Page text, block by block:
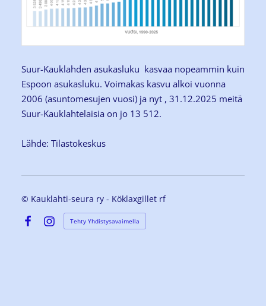
Suur-Kauklahden asukasluku kasvaa nopeammin kuin
Espoon asukasluku. Voimakas kasvu alkoi vuonna
2006 (asuntomesujen vuosi) ja nyt , 31.12.2025 meitä
Suur-Kauklahtelaisia on jo 13 512.
Lähde: Tilastokeskus
© Kauklahti-seura ry - Köklaxgillet rf
Instagram
Tehty Yhdistysavaimella